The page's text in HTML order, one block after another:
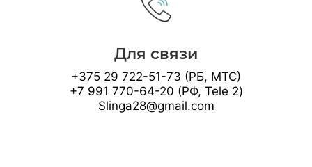
Для связи
+375 29 722-51-73 (РБ, МТС)
+7 991 770-64-20 (РФ, Tele 2)
Slinga28@gmail.com